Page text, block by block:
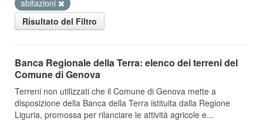
abitazioni
Risultato del Filtro
Banca Regionale della Terra: elenco dei terreni del
Comune di Genova
Terreni non utilizzati che il Comune di Genova mette a
disposizione della Banca della Terra istituita dalla Regione
Liguria, promossa per rilanciare le attività agricole e...